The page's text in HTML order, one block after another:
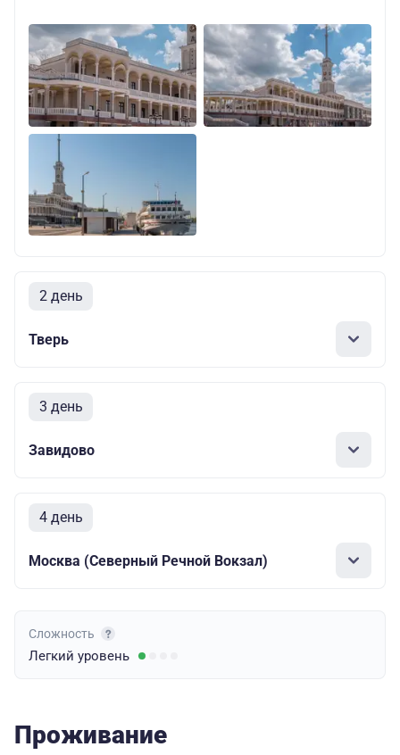
2 день
Тверь
3 день
Завидово
4 день
Москва (Северный Речной Вокзал)
Сложность
Легкий уровень
Проживание